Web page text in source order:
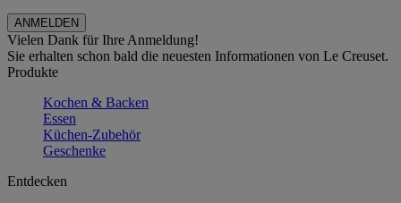
Vielen Dank für Ihre Anmeldung!
Sie erhalten schon bald die neuesten Informationen von Le Creuset.
Produkte
Kochen & Backen
Essen
Küchen-Zubehör
Geschenke
Entdecken